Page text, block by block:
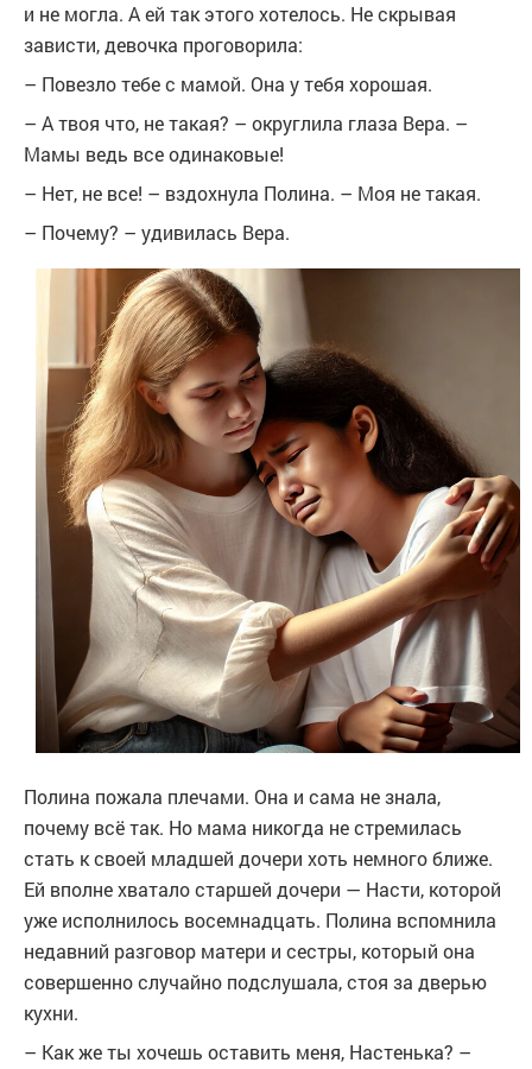
и не могла. А ей так этого хотелось. Не скрывая
зависти, девочка проговорила:
– Повезло тебе с мамой. Она у тебя хорошая.
– А твоя что, не такая? – округлила глаза Вера. –
Мамы ведь все одинаковые!
– Нет, не все! – вздохнула Полина. – Моя не такая.
– Почему? – удивилась Вера.
Полина пожала плечами. Она и сама не знала,
почему всё так. Но мама никогда не стремилась
стать к своей младшей дочери хоть немного ближе.
Ей вполне хватало старшей дочери — Насти, которой
уже исполнилось восемнадцать. Полина вспомнила
недавний разговор матери и сестры, который она
совершенно случайно подслушала, стоя за дверью
кухни.
– Как же ты хочешь оставить меня, Настенька? –